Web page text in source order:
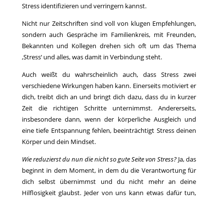
Stress identifizieren und verringern kannst.
Nicht nur Zeitschriften sind voll von klugen Empfehlungen,
sondern auch Gespräche im Familienkreis, mit Freunden,
Bekannten und Kollegen drehen sich oft um das Thema
‚Stress‘ und alles, was damit in Verbindung steht.
Auch weißt du wahrscheinlich auch, dass Stress zwei
verschiedene Wirkungen haben kann. Einerseits motiviert er
dich, treibt dich an und bringt dich dazu, dass du in kurzer
Zeit die richtigen Schritte unternimmst. Andererseits,
insbesondere dann, wenn der körperliche Ausgleich und
eine tiefe Entspannung fehlen, beeinträchtigt Stress deinen
Körper und dein Mindset.
Wie reduzierst du nun die nicht so gute Seite von Stress? Ja, das
beginnt in dem Moment, in dem du die Verantwortung für
dich selbst übernimmst und du nicht mehr an deine
Hilflosigkeit glaubst. Jeder von uns kann etwas dafür tun,